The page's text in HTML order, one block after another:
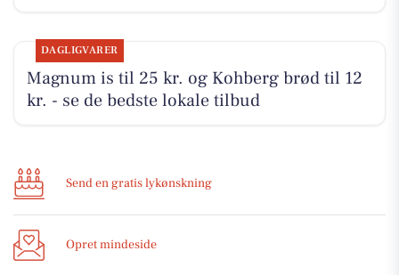
DAGLIGVARER
Magnum is til 25 kr. og Kohberg brød til 12
kr. - se de bedste lokale tilbud
Send en gratis lykønskning
Opret mindeside